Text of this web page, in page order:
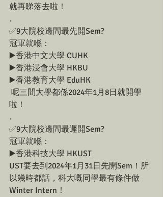
就再睇落去啦！
.
✅9大院校邊間最先開Sem?
冠軍就喺：
▶️香港中文大學 CUHK
▶️香港浸會大學 HKBU
▶️香港教育大學 EduHK
啦！
.
✅9大院校邊間最遲開Sem?
冠軍就喺：
▶️香港科技大學 HKUST
UST要去到2024年1月31日先開Sem！所
以幾時都話，科大嘅同學最有條件做
Winter Intern！